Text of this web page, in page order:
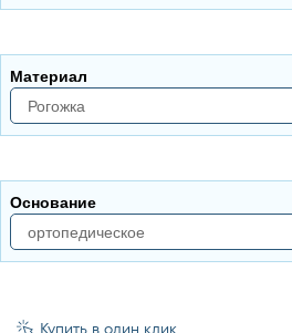
120x190
140x190
140x200
160x190
180x190
180x200
200x190
Основание
ортопедическое
ортопедическое
Материал
Рогожка
рогожка
Купить в один клик